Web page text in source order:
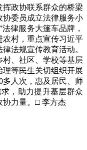
政协联系群众的桥梁
委员成立法律服务小
律服务大篷车品牌，
村，重点宣传习近平
法规宣传教育活动。
、社区、学校等基层
等民生关切组织开展
多人次，惠及居民、师
，助力提升基层群众
协力量。□ 李方杰